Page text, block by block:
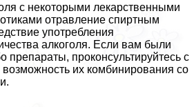
с некоторыми лекарственными
отравление спиртным
употрeбления
алкоголя. Если вам были
препараты, проконсультируйтесь с
их комбинирования со